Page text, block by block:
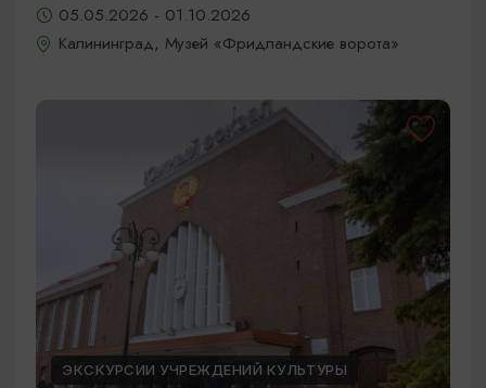
05.05.2026 - 01.10.2026
Калининград, Музей «Фридландские ворота»
ЭКСКУРСИИ УЧРЕЖДЕНИЙ КУЛЬТУРЫ